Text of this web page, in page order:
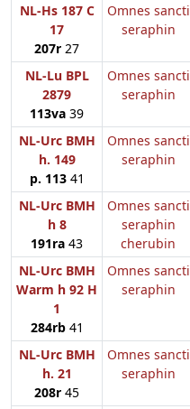
NL-Hs 187 C
17
207r 27
Omnes sancti
seraphin
NL-Lu BPL
2879
113va 39
Omnes sancti
seraphin
NL-Urc BMH
h. 149
p. 11341
Omnes sancti
seraphin
NL-Urc BMH
h 8
191ra 43
Omnes sancti
seraphin
cherubin
NL-Urc BMH
Warm h 92 H
1
284rb41
Omnes sancti
seraphin
NL-Urc BMH
h. 21
208r 45
Omnes sancti
seraphin